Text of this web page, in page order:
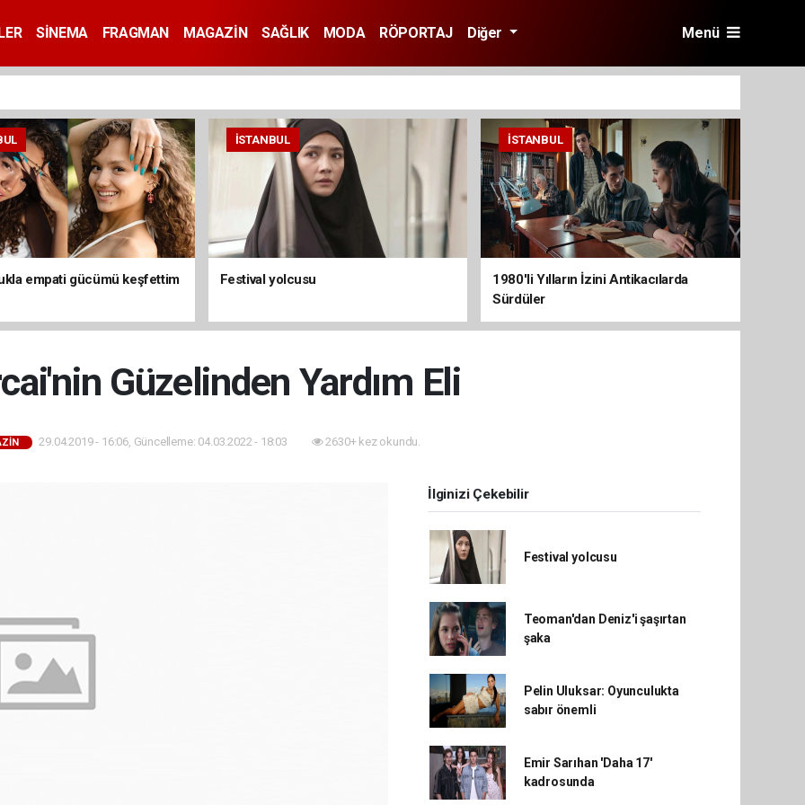
SİNEMA FRAGMAN MAGAZİN SAĞLIK MODA RÖPORTAJ Diğer Menü
empati gücümü keşfettim
İSTANBUL
Festival yolcusu
İSTANBUL
1980'li Yılların İzini Antikacılarda
Sürdüler
Güzelinden Yardım Eli
29.04.2019 - 16:06, Güncelleme: 04.03.2022 - 18:03 2630+ kez okundu.
İlginizi Çekebilir
Festival yolcusu
Teoman'dan Deniz'i şaşırtan
şaka
Pelin Uluksar: Oyunculukta
sabır önemli
Emir Sarıhan 'Daha 17'
kadrosunda